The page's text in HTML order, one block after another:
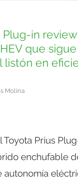
Plug-in
que sigue
listón en
Molina
Toyota Prius
enchufable
autonomía